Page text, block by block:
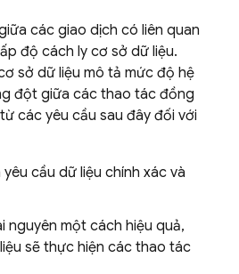
các giao dịch có liên quan
độ cách ly cơ sở dữ liệu.
sở dữ liệu mô tả mức độ hệ
đột giữa các thao tác đồng
các yêu cầu sau đây đối với
cầu dữ liệu chính xác và
nguyên một cách hiệu quả,
sẽ thực hiện các thao tác